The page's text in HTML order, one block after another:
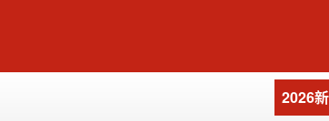
2026